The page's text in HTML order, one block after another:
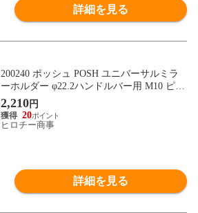
詳細を見る
200240 ポッシュ POSH ユニバーサルミラ
ーホルダー φ22.2ハンドルバー用 M10 ピッ
チ1.25サイズ 青
2,210円
20
ヒロチー商事
詳細を見る